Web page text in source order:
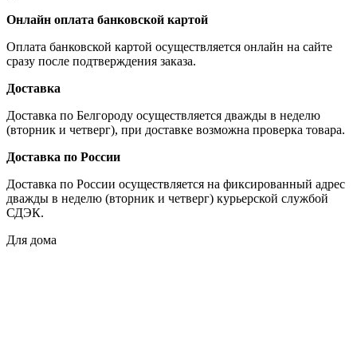
Онлайн оплата банковской картой
Оплата банковской картой осуществляется онлайн на сайте
сразу после подтверждения заказа.
Доставка
Доставка по Белгороду осуществляется дважды в неделю
(вторник и четверг), при доставке возможна проверка товара.
Доставка по России
Доставка по России осуществляется на фиксированный адрес
дважды в неделю (вторник и четверг) курьерской службой
СДЭК.
Для дома